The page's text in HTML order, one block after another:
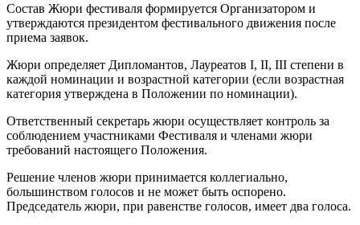
Состав Жюри фестиваля формируется Организатором и
утверждаются президентом фестивального движения после
приема заявок.
Жюри определяет Дипломантов, Лауреатов I, II, III степени в
каждой номинации и возрастной категории (если возрастная
категория утверждена в Положении по номинации).
Ответственный секретарь жюри осуществляет контроль за
соблюдением участниками Фестиваля и членами жюри
требований настоящего Положения.
Решение членов жюри принимается коллегиально,
большинством голосов и не может быть оспорено.
Председатель жюри, при равенстве голосов, имеет два голоса.